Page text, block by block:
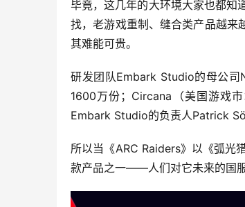
毕竟，这几年的大环境大家也都知
找，老游戏重制、缝合类产品越来
其难能可贵。
研发团队Embark Studio的母公司
1600万份；Circana（美国游戏
Embark Studio的负责人Patrick
所以当《ARC Raiders》以《弧光
款产品之一——人们对它未来的国